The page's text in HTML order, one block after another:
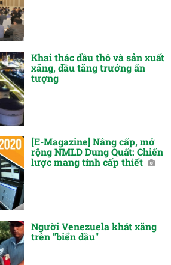
Khai thác dầu thô và sản xuất
xăng, dầu tăng trưởng ấn
tượng
[E-Magazine] Nâng cấp, mở
rộng NMLD Dung Quất: Chiến
lược mang tính cấp thiết
Người Venezuela khát xăng
trên "biển dầu"